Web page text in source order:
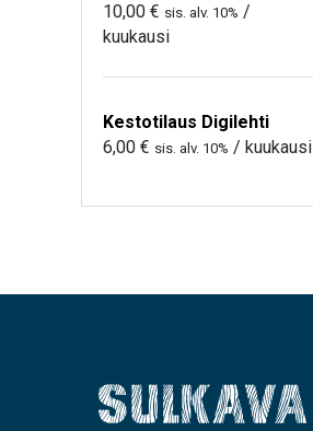
10,00 € sis. alv. 10% /
kuukausi
Kestotilaus Digilehti
6,00 € sis. alv. 10% / kuukausi